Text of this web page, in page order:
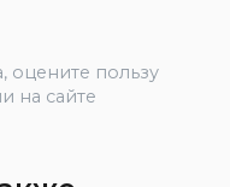
оцените пользу
на сайте